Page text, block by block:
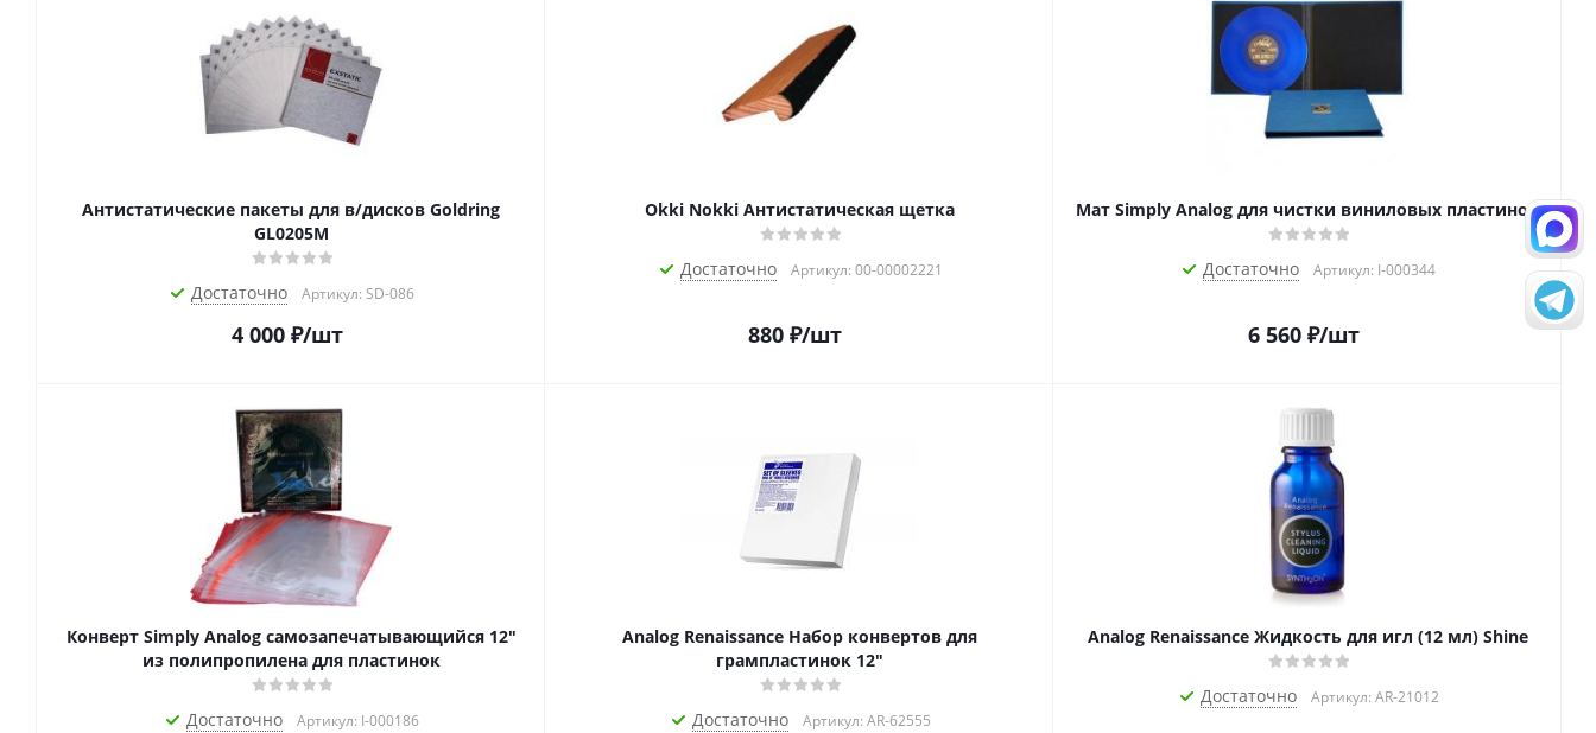
Антистатические пакеты для в/дисков Goldring
GL0205M
Достаточно Артикул: SD-086
4 000₽/шт
Okki Nokki Антистатическая щетка
Достаточно Артикул: 00-00002221
880 ₽/шт
Мат Simply Analog для чистки виниловых пластинок
Достаточно Артикул: I-000344
6 560₽/шт
Конверт Simply Analog самозапечатывающийся 12"
из полипропилена для пластинок
Достаточно Артикул: I-000186
Analog Renaissance Набор конвертов для
грампластинок 12"
Достаточно Артикул: AR-62555
Analog Renaissance Жидкость для игл (12 мл) Shine
Достаточно Артикул: AR-21012